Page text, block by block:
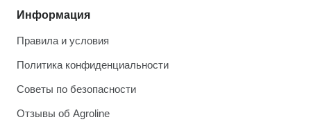
Информация
Правила и условия
Политика конфиденциальности
Советы по безопасности
Отзывы об Agroline